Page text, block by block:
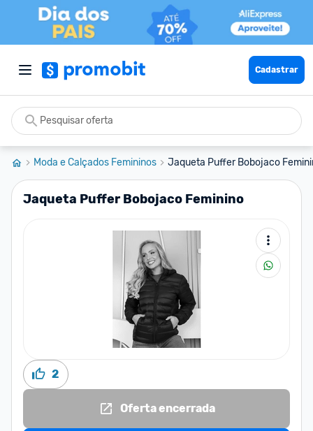
Cadastrar
Moda e Calçados Femininos Jaqueta Puffer Bobojaco
Jaqueta Puffer Bobojaco Feminino
2
Oferta encerrada